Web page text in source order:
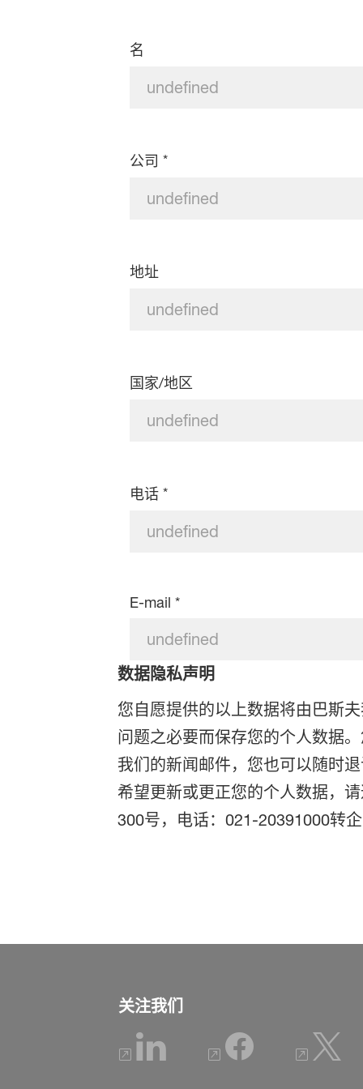
名
公司 *
地址
国家/地区
电话 *
E-mail *
数据隐私声明
您自愿提供的以上数据将由巴斯
问题之必要而保存您的个人数据
我们的新闻邮件，您也可以随时
希望更新或更正您的个人数据，
300号，电话：021-20391000转
关注我们